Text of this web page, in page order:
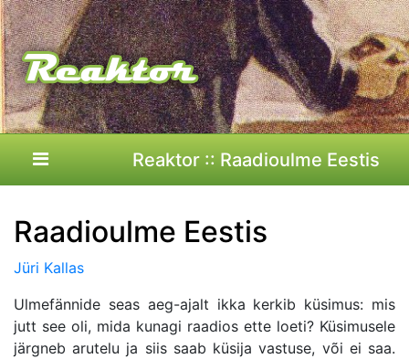
Reaktor :: Raadioulme Eestis
Raadioulme Eestis
Jüri Kallas
Ulmefännide seas aeg-ajalt ikka kerkib küsimus: mis
jutt see oli, mida kunagi raadios ette loeti? Küsimusele
järgneb arutelu ja siis saab küsija vastuse, või ei saa.